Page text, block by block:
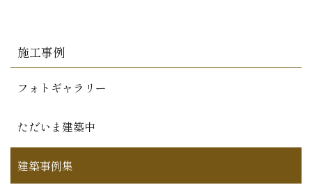
施工事例
フォトギャラリー
ただいま建築中
建築事例集